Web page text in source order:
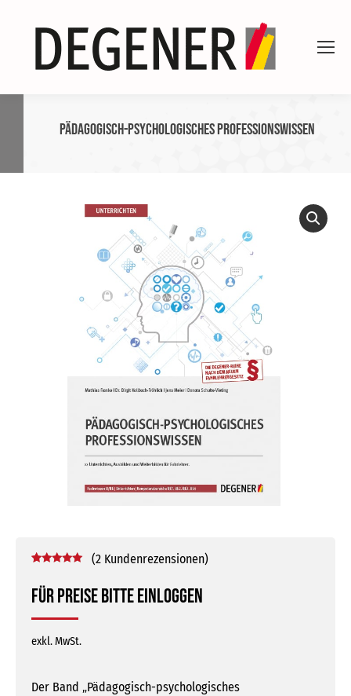
Pädagogisch-psychologisches Professionswissen
Für Preise bitte einloggen
5.00
basierend
Kundenbewertungen
(2 Kundenrezensionen)
exkl. MwSt.
Der Band „Pädagogisch-psychologisches